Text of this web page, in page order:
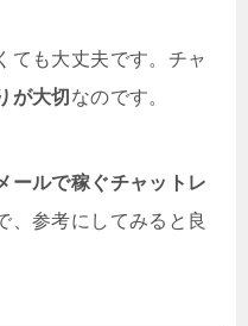
ても大丈夫です。チャ
が大切 なのです。
ールで稼ぐチャットレ
、参考にしてみると良